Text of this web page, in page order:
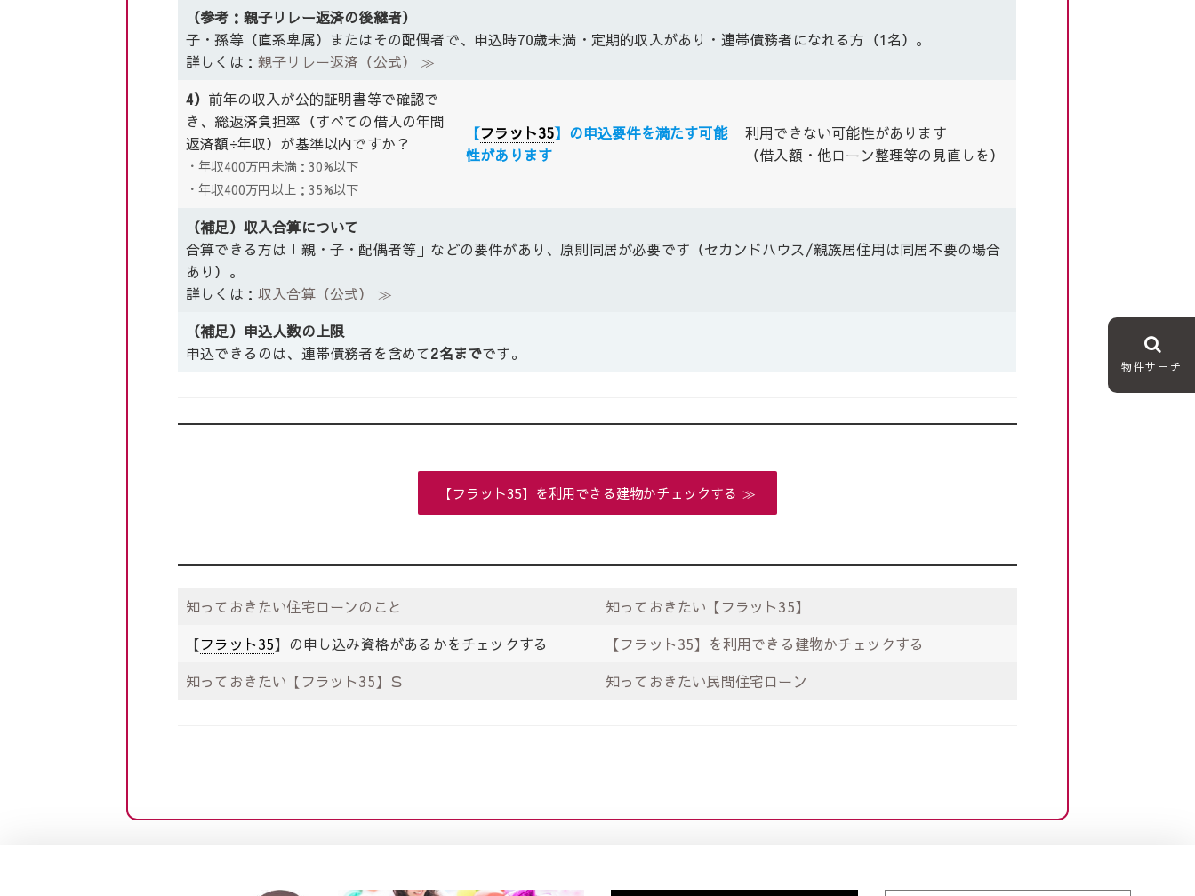
（参考：親子リレー返済の後継者）
子・孫等（直系卑属）またはその配偶者で、申込時70歳未満・定期的収入があり・連帯債務者になれる方（1名）。
詳しくは： 親子リレー返済（公式） ≫
4） 前年の収入が公的証明書等で確認で
き、総返済負担率（すべての借入の年間
返済額÷年収）が基準以内ですか？
・年収400万円未満：30%以下
・年収400万円以上：35%以下
【フラット35】の申込要件を満たす可能
性があります
利用できない可能性があります
（借入額・他ローン整理等の見直しを）
（補足）収入合算について
合算できる方は「親・子・配偶者等」などの要件があり、原則同居が必要です（セカンドハウス/親族居住用は同居不要の場合
あり）。
詳しくは： 収入合算（公式） ≫
（補足）申込人数の上限
申込できるのは、連帯債務者を含めて2名までです。
【フラット35】を利用できる建物かチェックする ≫
知っておきたい住宅ローンのこと
知っておきたい【フラット35】
【フラット35】の申し込み資格があるかをチェックする
【フラット35】を利用できる建物かチェックする
知っておきたい【フラット35】Ｓ
知っておきたい民間住宅ローン
物件サーチ